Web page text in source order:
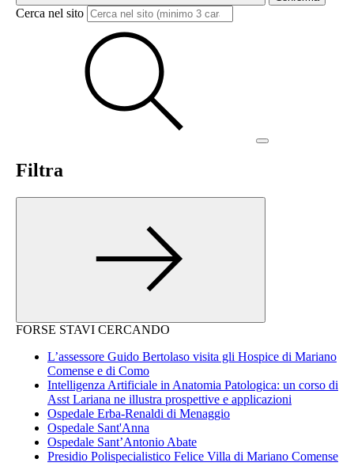
Cerca nel sito
Filtra
FORSE STAVI CERCANDO
L’assessore Guido Bertolaso visita gli Hospice di Mariano
Comense e di Como
Intelligenza Artificiale in Anatomia Patologica: un corso di
Asst Lariana ne illustra prospettive e applicazioni
Ospedale Erba-Renaldi di Menaggio
Ospedale Sant'Anna
Ospedale Sant’Antonio Abate
Presidio Polispecialistico Felice Villa di Mariano Comense